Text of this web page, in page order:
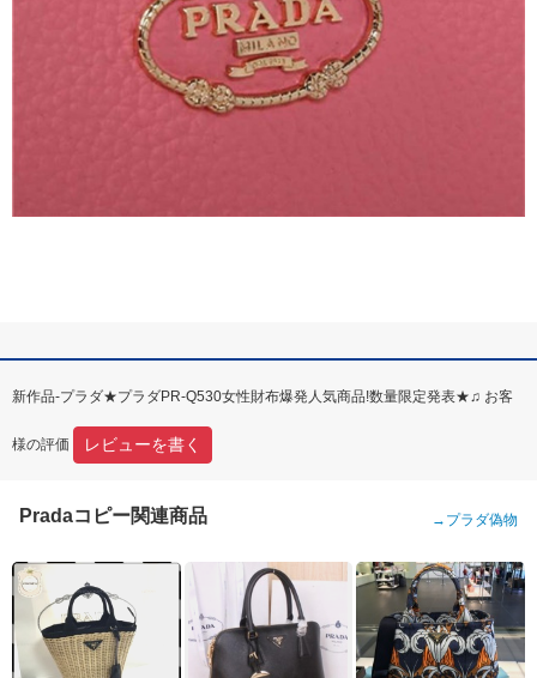
新作品-プラダ★プラダPR-Q530女性財布爆発人気商品!数量限定発表★♫ お客
様の評価 レビューを書く
Pradaコピー関連商品 → プラダ偽物